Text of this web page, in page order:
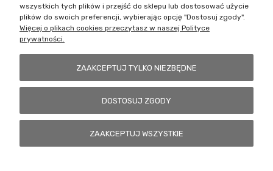
Pomoc
wszystkich tych plików i przejść do sklepu lub dostosować użycie
plików do swoich preferencji, wybierając opcję "Dostosuj zgody".
Więcej o plikach cookies przeczytasz w naszej Polityce
prywatności.
ZAAKCEPTUJ TYLKO NIEZBĘDNE
DOSTOSUJ ZGODY
ZAAKCEPTUJ WSZYSTKIE